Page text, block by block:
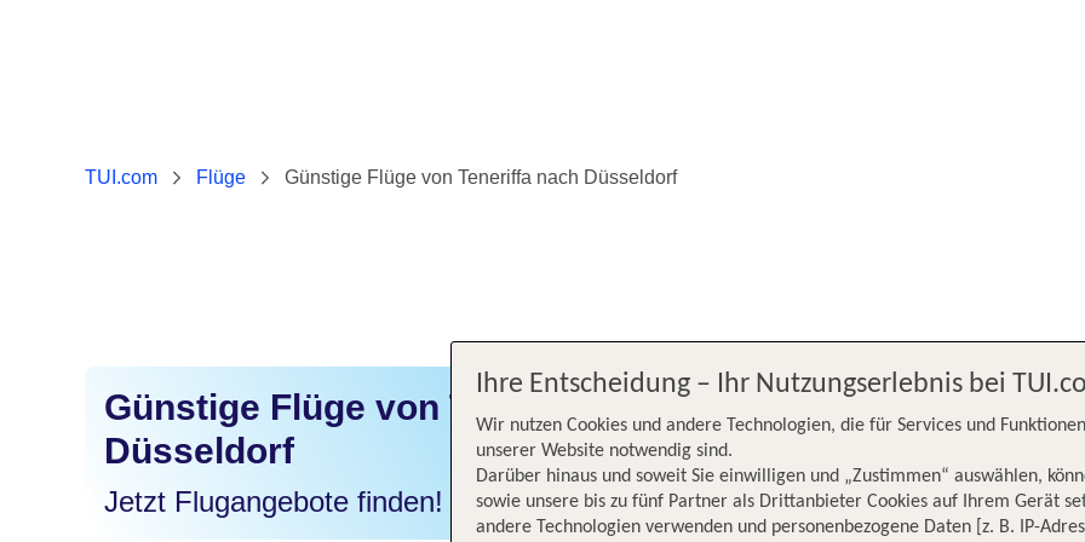
TUI.com Flüge Günstige Flüge von Teneriffa nach Düsseldorf
Günstige Flüge von Teneriffa nach
Düsseldorf
Jetzt Flugangebote finden!
Ihre Entscheidung – Ihr Nutzungserlebnis bei
Wir nutzen Cookies und andere Technologien, die für Services und
unserer Website notwendig sind.
Darüber hinaus und soweit Sie einwilligen und „Zustimmen“ auswählen,
sowie unsere bis zu fünf Partner als Drittanbieter Cookies auf Ihrem Gerät
andere Technologien verwenden und personenbezogene Daten [z. B. IP-